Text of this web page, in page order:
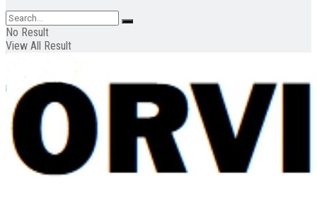
No Result
View All Result